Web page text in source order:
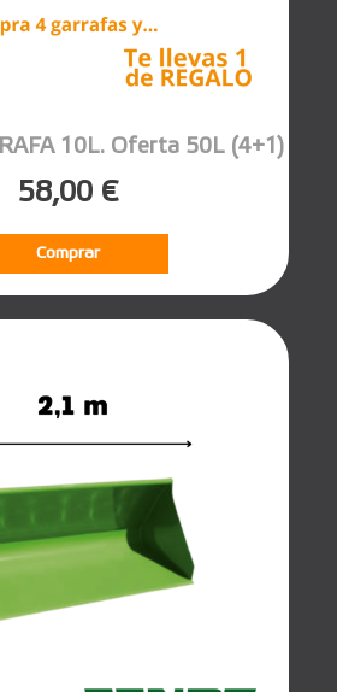
10L. Oferta 50L (4+1)
58,00 €
Comprar